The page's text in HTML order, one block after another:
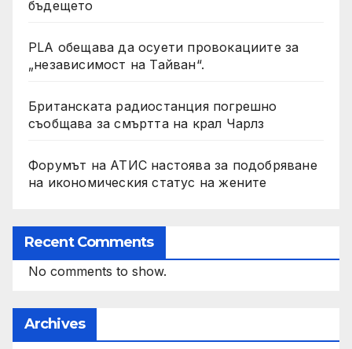
бъдещето
PLA обещава да осуети провокациите за
„независимост на Тайван“.
Британската радиостанция погрешно
съобщава за смъртта на крал Чарлз
Форумът на АТИС настоява за подобряване
на икономическия статус на жените
Recent Comments
No comments to show.
Archives